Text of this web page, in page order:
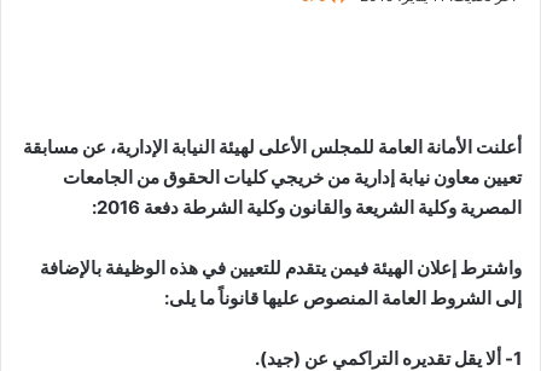
أعلنت الأمانة العامة للمجلس الأعلى لهيئة النيابة الإدارية، عن مسابقة
تعيين معاون نيابة إدارية من خريجي كليات الحقوق من الجامعات
المصرية وكلية الشريعة والقانون وكلية الشرطة دفعة 2016:
واشترط إعلان الهيئة فيمن يتقدم للتعيين في هذه الوظيفة بالإضافة
إلى الشروط العامة المنصوص عليها قانوناً ما يلى:
1- ألا يقل تقديره التراكمي عن (جيد).